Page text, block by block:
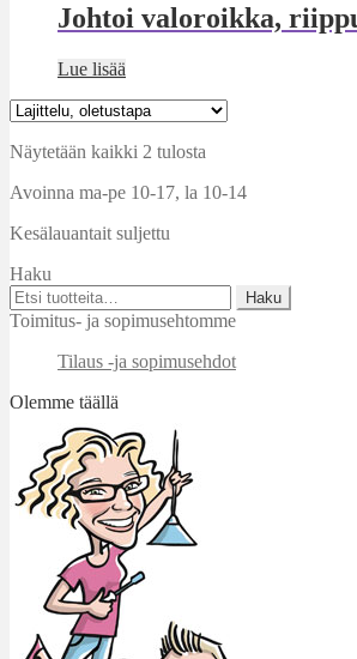
Johtoi valoroikka,
Lue lisää
Näytetään kaikki 2 tulosta
Avoinna ma-pe 10-17, la 10-14
Kesälauantait suljettu
Haku
Etsi:
Haku
Toimitus- ja sopimusehtomme
Tilaus -ja sopimusehdot
Olemme täällä